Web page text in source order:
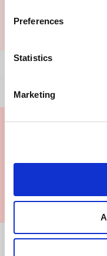
Preferences
Statistics
Marketing
Tämän väitteen